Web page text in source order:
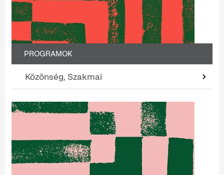
PROGRAMOK
Közönség, Szakmai